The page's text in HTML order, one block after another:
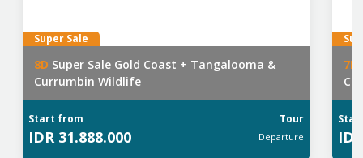
Super Sale
8D Super Sale Gold Coast + Tangalooma &
Currumbin Wildlife
Start from Tour
IDR 31.888.000 Departure
7D